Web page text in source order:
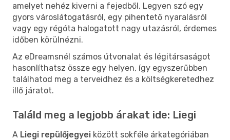
amelyet nehéz kiverni a fejedből. Legyen szó egy
gyors városlátogatásról, egy pihentető nyaralásról
vagy egy régóta halogatott nagy utazásról, érdemes
időben körülnézni.
Az eDreamsnél számos útvonalat és légitársaságot
hasonlíthatsz össze egy helyen, így egyszerűbben
találhatod meg a terveidhez és a költségkeretedhez
illő járatot.
Találd meg a legjobb árakat ide: Liegi
A Liegi repülőjegyei között sokféle árkategóriában